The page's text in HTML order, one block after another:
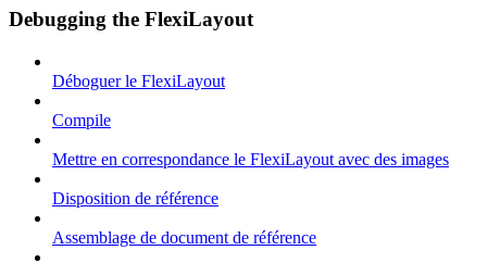
Debugging the FlexiLayout
Déboguer le FlexiLayout
Compile
Mettre en correspondance le FlexiLayout avec des images
Disposition de référence
Assemblage de document de référence